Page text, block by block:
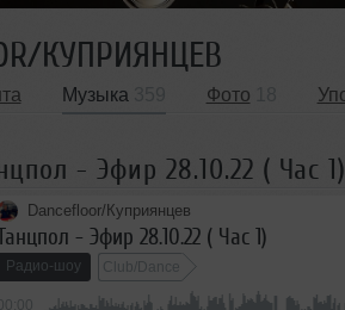
КУПРИЯНЦЕВ
Музыка Фото
- Эфир 28.10.22 ( Час
Dancefloor/Куприянцев
- Эфир 28.10.22 ( Час 1)
Радио-шоу Club/Dance